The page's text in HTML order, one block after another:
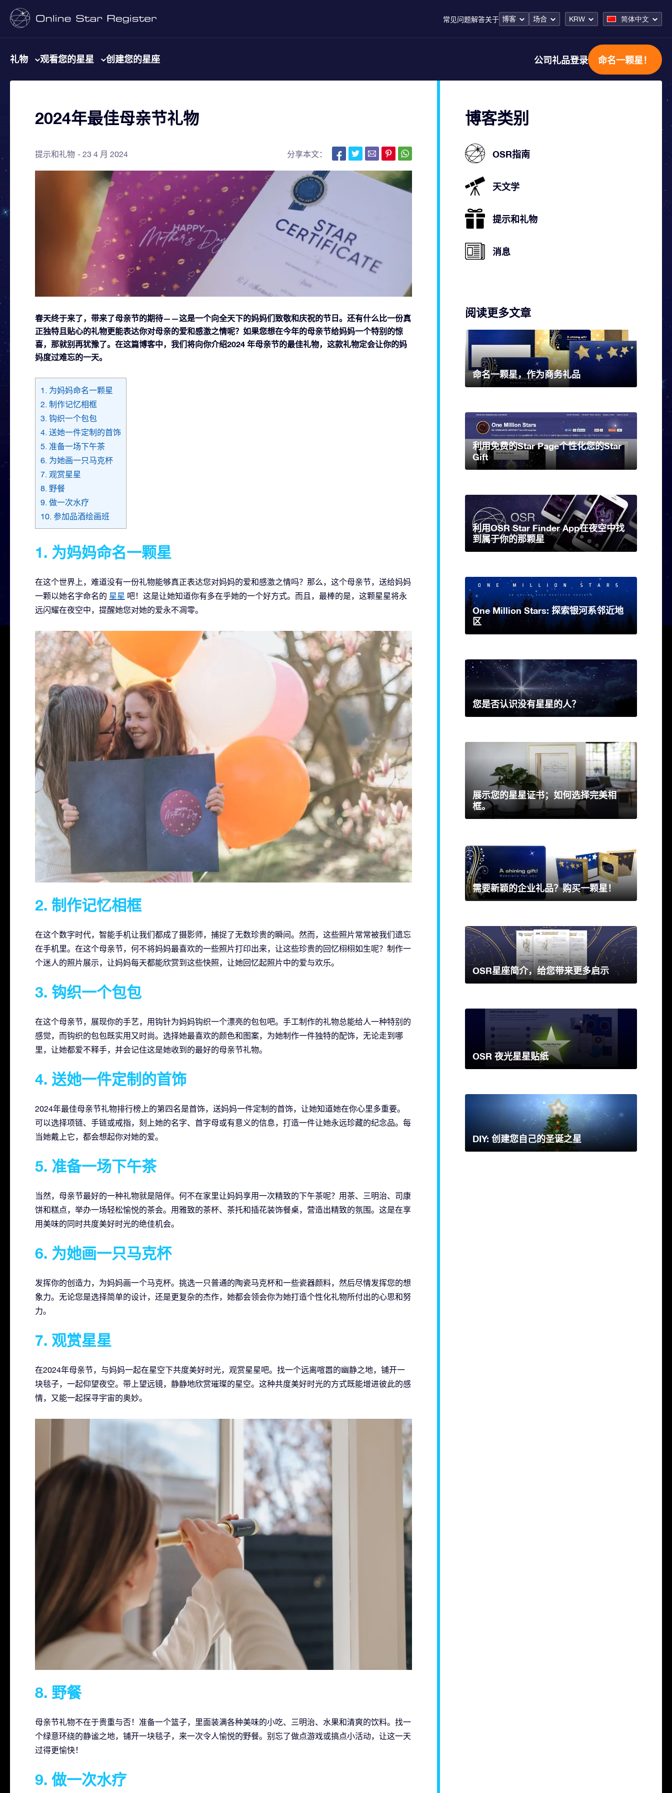
常见问题解答关于 博客 场合 KRW 简体中文
礼物 观看您的星星 创建您的星座 公司礼品登录 命名一颗星！
2024年最佳母亲节礼物
提示和礼物 23 4 月 2024 分享本文：
春天终于来了，带来了母亲节的期待——这是一个向全天下的妈妈们致敬和庆祝的节日。还有什么比一份真
正独特且贴心的礼物更能表达你对母亲的爱和感激之情呢？如果您想在今年的母亲节给妈妈一个特别的惊
喜，那就别再犹豫了。在这篇博客中，我们将向你介绍2024 年母亲节的最佳礼物，这款礼物定会让你的妈
妈度过难忘的一天。
1. 为妈妈命名一颗星
2. 制作记忆相框
3. 钩织一个包包
4. 送她一件定制的首饰
5. 准备一场下午茶
6. 为她画一只马克杯
7. 观赏星星
8. 野餐
9. 做一次水疗
10. 参加品酒绘画班
1. 为妈妈命名一颗星
在这个世界上，难道没有一份礼物能够真正表达您对妈妈的爱和感激之情吗？那么，这个母亲节，送给妈妈
一颗以她名字命名的 星星 吧！这是让她知道你有多在乎她的一个好方式。而且，最棒的是，这颗星星将永
远闪耀在夜空中，提醒她您对她的爱永不凋零。
2. 制作记忆相框
在这个数字时代，智能手机让我们都成了摄影师，捕捉了无数珍贵的瞬间。然而，这些照片常常被我们遗忘
在手机里。在这个母亲节，何不将妈妈最喜欢的一些照片打印出来，让这些珍贵的回忆栩栩如生呢？制作一
个迷人的照片展示，让妈妈每天都能欣赏到这些快照，让她回忆起照片中的爱与欢乐。
3. 钩织一个包包
在这个母亲节，展现你的手艺，用钩针为妈妈钩织一个漂亮的包包吧。手工制作的礼物总能给人一种特别的
感觉，而钩织的包包既实用又时尚。选择她最喜欢的颜色和图案，为她制作一件独特的配饰，无论走到哪
里，让她都爱不释手，并会记住这是她收到的最好的母亲节礼物。
4. 送她一件定制的首饰
2024年最佳母亲节礼物排行榜上的第四名是首饰，送妈妈一件定制的首饰，让她知道她在你心里多重要。
可以选择项链、手链或戒指，刻上她的名字、首字母或有意义的信息，打造一件让她永远珍藏的纪念品。每
当她戴上它，都会想起你对她的爱。
5. 准备一场下午茶
当然，母亲节最好的一种礼物就是陪伴。何不在家里让妈妈享用一次精致的下午茶呢？用茶、三明治、司康
饼和糕点，举办一场轻松愉悦的茶会。用雅致的茶杯、茶托和插花装饰餐桌，营造出精致的氛围。这是在享
用美味的同时共度美好时光的绝佳机会。
6. 为她画一只马克杯
发挥你的创造力，为妈妈画一个马克杯。挑选一只普通的陶瓷马克杯和一些瓷器颜料，然后尽情发挥您的想
象力。无论您是选择简单的设计，还是更复杂的杰作，她都会领会你为她打造个性化礼物所付出的心思和努
力。
7. 观赏星星
在2024年母亲节，与妈妈一起在星空下共度美好时光，观赏星星吧。找一个远离喧嚣的幽静之地，铺开一
块毯子，一起仰望夜空。带上望远镜，静静地欣赏璀璨的星空。这种共度美好时光的方式既能增进彼此的感
情，又能一起探寻宇宙的奥妙。
8. 野餐
母亲节礼物不在于贵重与否！准备一个篮子，里面装满各种美味的小吃、三明治、水果和清爽的饮料。找一
个绿意环绕的静谧之地，铺开一块毯子，来一次令人愉悦的野餐。别忘了做点游戏或搞点小活动，让这一天
过得更愉快！
9. 做一次水疗
博客类别
OSR指南
天文学
提示和礼物
消息
阅读更多文章
命名一颗星，作为商务礼品
利用免费的Star Page个性化您的Star
Gift
利用OSR Star Finder App在夜空中找
到属于你的那颗星
One Million Stars: 探索银河系邻近地
区
您是否认识没有星星的人？
展示您的星星证书；如何选择完美相
框。
需要新颖的企业礼品？购买一颗星！
OSR星座简介，给您带来更多启示
OSR 夜光星星贴纸
DIY: 创建您自己的圣诞之星